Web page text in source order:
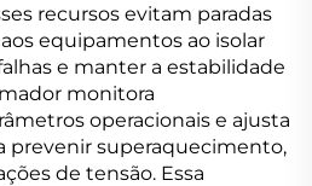
recursos evitam paradas
equipamentos ao isolar
e manter a estabilidade
monitora
operacionais e ajusta
prevenir superaquecimento,
de tensão. Essa